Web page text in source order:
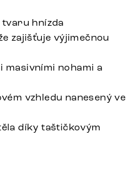
tvaru hnízda
zajišťuje výjimečnou
masivními nohami a
vzhledu nanesený ve
díky taštičkovým